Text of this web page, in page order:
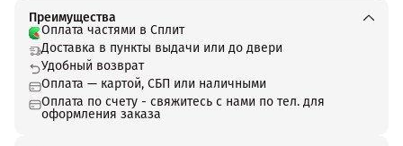
Преимущества
Оплата частями в Сплит
Доставка в пункты выдачи или до двери
Удобный возврат
Оплата — картой, СБП или наличными
Оплата по счету - свяжитесь с нами по тел. для
оформления заказа